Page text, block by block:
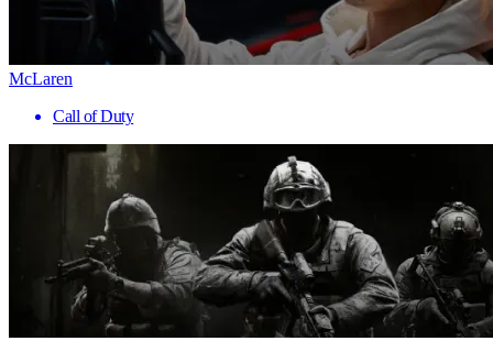
McLaren
Call of Duty